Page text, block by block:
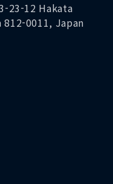
23-12 Hakata
0011, Japan